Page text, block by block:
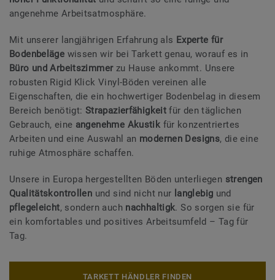
angenehme Arbeitsatmosphäre.
Mit unserer langjährigen Erfahrung als Experte für
Bodenbeläge wissen wir bei Tarkett genau, worauf es in
Büro und Arbeitszimmerzu Hause ankommt. Unsere
robusten Rigid Klick Vinyl-Böden vereinen alle
Eigenschaften, die ein hochwertiger Bodenbelag in diesem
Bereich benötigt: Strapazierfähigkeitfür den täglichen
Gebrauch, eine angenehme Akustik für konzentriertes
Arbeiten und eine Auswahl an modernen Designs, die eine
ruhige Atmosphäre schaffen.
Unsere in Europa hergestellten Böden unterliegen strengen
Qualitätskontrollen und sind nicht nur langlebig und
pflegeleicht, sondern auch nachhaltigk. So sorgen sie für
ein komfortables und positives Arbeitsumfeld – Tag für
Tag.
TARKETT HÄNDLER FINDEN